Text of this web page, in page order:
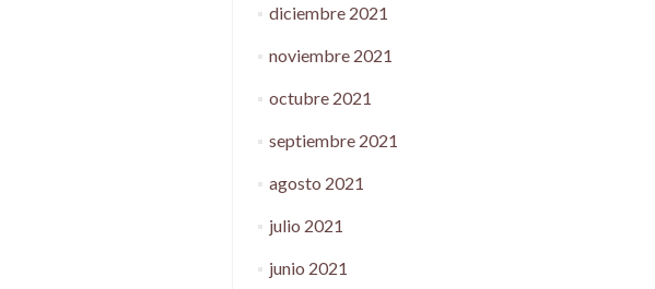
diciembre 2021
noviembre 2021
octubre 2021
septiembre 2021
agosto 2021
julio 2021
junio 2021